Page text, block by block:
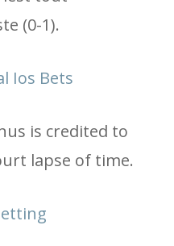
(0-1).
Ios Bets
is credited to
lapse of time.